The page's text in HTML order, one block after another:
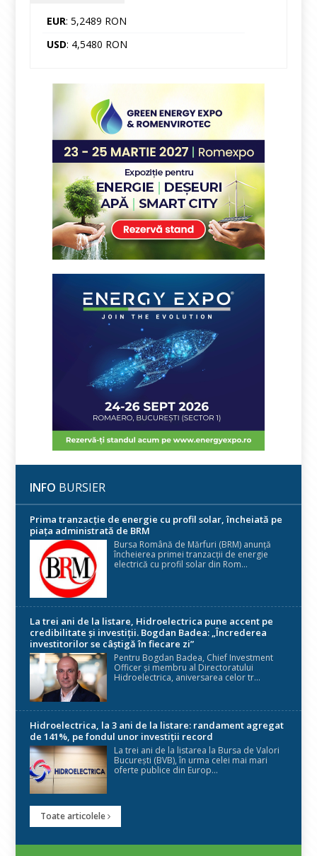
EUR: 5,2489 RON
USD: 4,5480 RON
INFO BURSIER
Prima tranzacție de energie cu profil solar, încheiată pe
piața administrată de BRM
Bursa Română de Mărfuri (BRM) anunță
încheierea primei tranzacții de energie
electrică cu profil solar din Rom...
La trei ani de la listare, Hidroelectrica pune accent pe
credibilitate și investiții. Bogdan Badea: „Încrederea
investitorilor se câștigă în fiecare zi”
Pentru Bogdan Badea, Chief Investment
Officer și membru al Directoratului
Hidroelectrica, aniversarea celor tr...
Hidroelectrica, la 3 ani de la listare: randament agregat
de 141%, pe fondul unor investiții record
La trei ani de la listarea la Bursa de Valori
București (BVB), în urma celei mai mari
oferte publice din Europ...
Toate articolele